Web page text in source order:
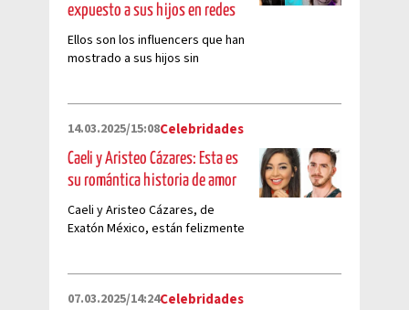
expuesto a sus hijos en redes
Ellos son los influencers que han
mostrado a sus hijos sin
14.03.2025/15:08Celebridades
Caeli y Aristeo Cázares: Esta es
su romántica historia de amor
Caeli y Aristeo Cázares, de
Exatón México, están felizmente
07.03.2025/14:24Celebridades